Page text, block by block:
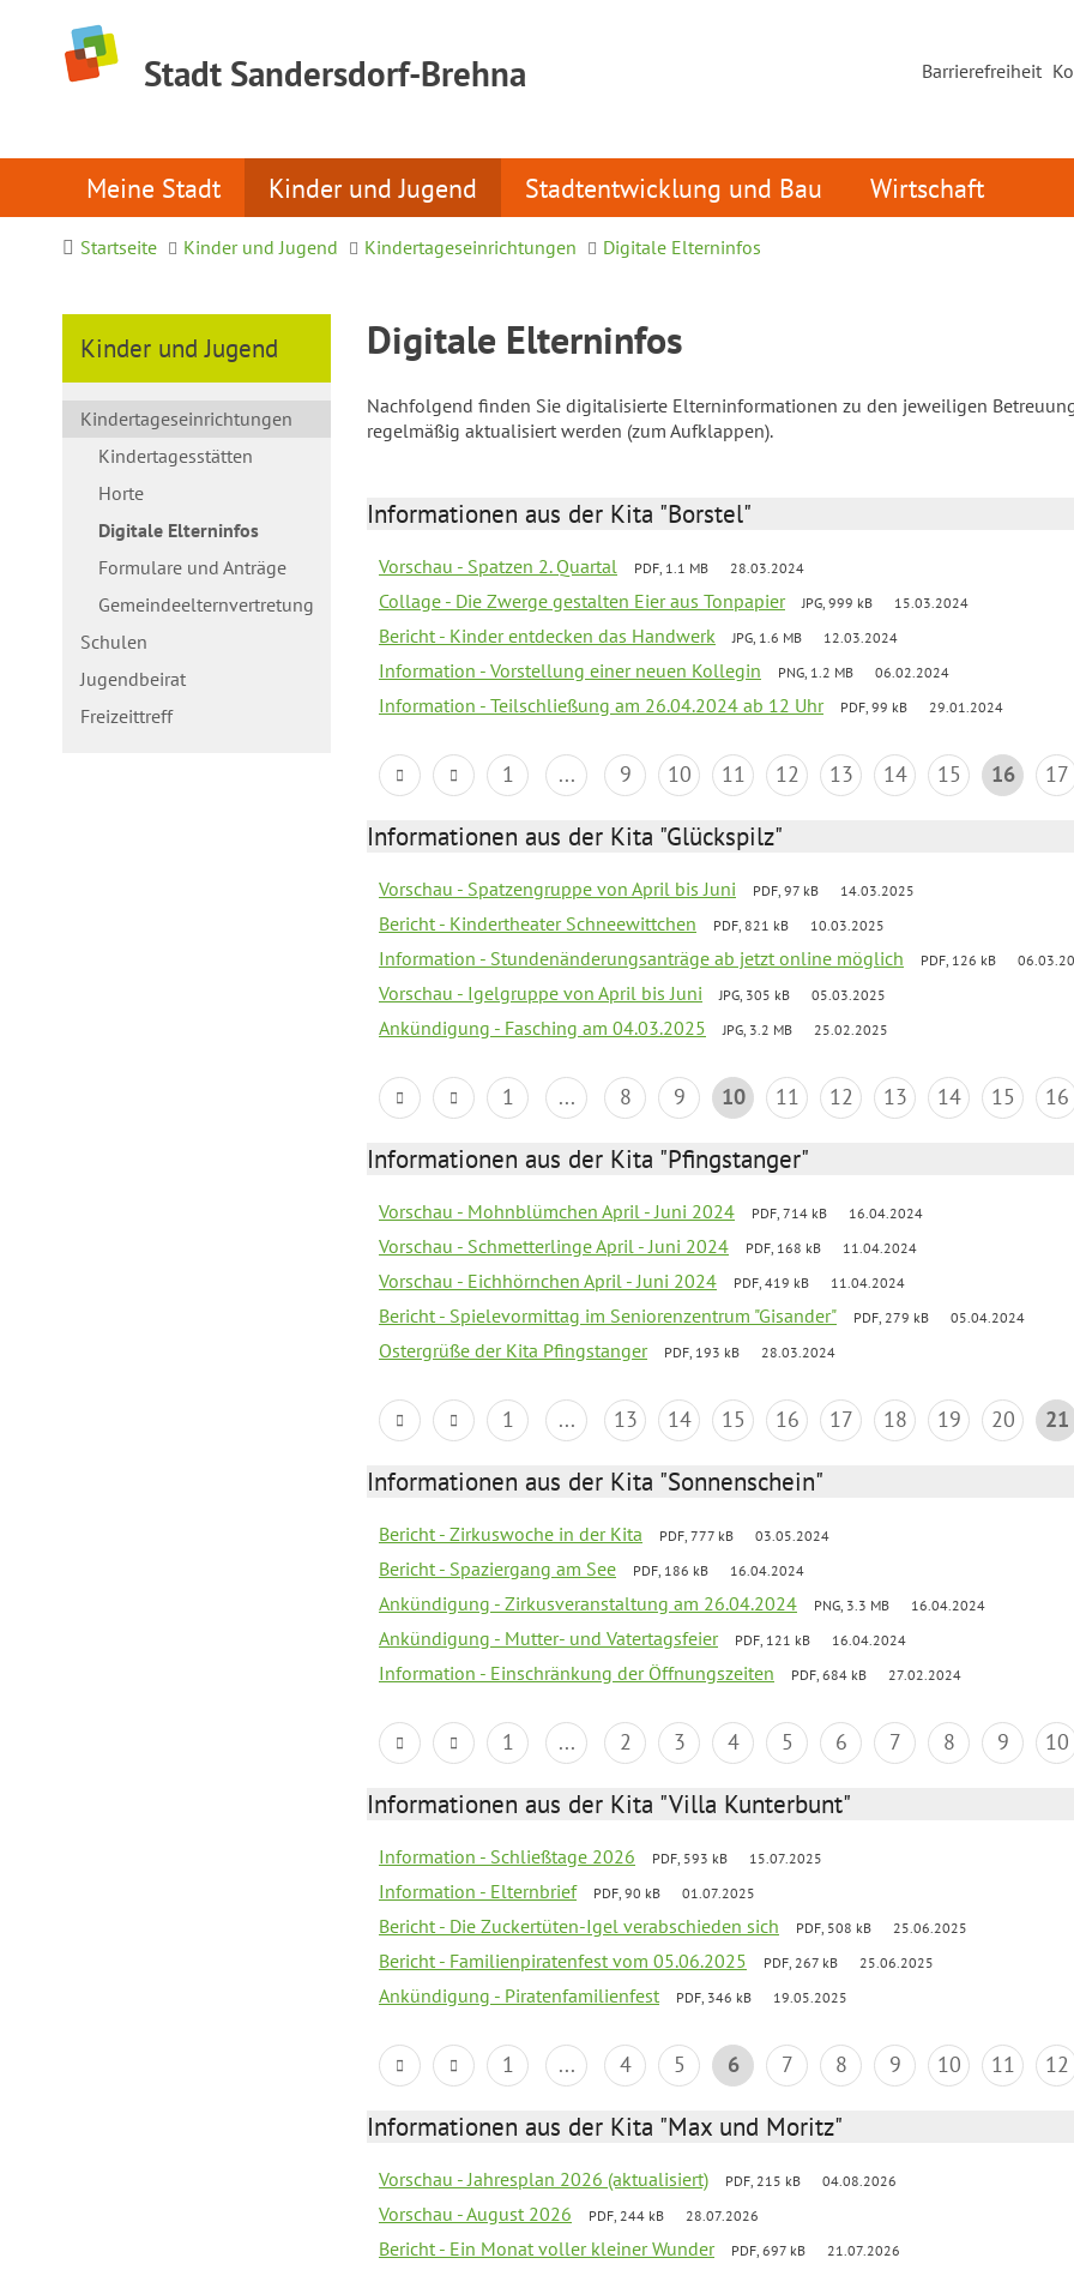
Stadt Sandersdorf-Brehna Barrierefreiheit
Meine Stadt Kinder und Jugend Stadtentwicklung und Bau Wirtschaft
Startseite Kinder und Jugend Kindertageseinrichtungen Digitale Elterninfos
Kinder und Jugend
Kindertageseinrichtungen
Kindertagesstätten
Horte
Digitale Elterninfos
Formulare und Anträge
Gemeindeelternvertretung
Schulen
Jugendbeirat
Freizeittreff
Digitale Elterninfos
Nachfolgend finden Sie digitalisierte Elterninformationen zu den jeweiligen
regelmäßig aktualisiert werden (zum Aufklappen).
Informationen aus der Kita "Borstel"
Vorschau - Spatzen 2. Quartal PDF, 1.1 MB 28.03.2024
Collage - Die Zwerge gestalten Eier aus Tonpapier JPG, 999 kB 15.03.2024
Bericht - Kinder entdecken das Handwerk JPG, 1.6 MB 12.03.2024
Information - Vorstellung einer neuen Kollegin PNG, 1.2 MB 06.02.2024
Information - Teilschließung am 26.04.2024 ab 12 Uhr PDF, 99 kB 29.01.2024
1 ... 9 10 11 12 13 14 15 16 17
Informationen aus der Kita "Glückspilz"
Vorschau - Spatzengruppe von April bis Juni PDF, 97 kB 14.03.2025
Bericht - Kindertheater Schneewittchen PDF, 821 kB 10.03.2025
Information - Stundenänderungsanträge ab jetzt online möglich PDF, 126 kB
Vorschau - Igelgruppe von April bis Juni JPG, 305 kB 05.03.2025
Ankündigung - Fasching am 04.03.2025 JPG, 3.2 MB 25.02.2025
1 ... 8 9 10 11 12 13 14 15 16
Informationen aus der Kita "Pfingstanger"
Vorschau - Mohnblümchen April - Juni 2024 PDF, 714 kB 16.04.2024
Vorschau - Schmetterlinge April - Juni 2024 PDF, 168 kB 11.04.2024
Vorschau - Eichhörnchen April - Juni 2024 PDF, 419 kB 11.04.2024
Bericht - Spielevormittag im Seniorenzentrum "Gisander" PDF, 279 kB 05.04.2024
Ostergrüße der Kita Pfingstanger PDF, 193 kB 28.03.2024
1 ... 13 14 15 16 17 18 19 20 21
Informationen aus der Kita "Sonnenschein"
Bericht - Zirkuswoche in der Kita PDF, 777 kB 03.05.2024
Bericht - Spaziergang am See PDF, 186 kB 16.04.2024
Ankündigung - Zirkusveranstaltung am 26.04.2024 PNG, 3.3 MB 16.04.2024
Ankündigung - Mutter- und Vatertagsfeier PDF, 121 kB 16.04.2024
Information - Einschränkung der Öffnungszeiten PDF, 684 kB 27.02.2024
1 ... 2 3 4 5 6 7 8 9 10
Informationen aus der Kita "Villa Kunterbunt"
Information - Schließtage 2026 PDF, 593 kB 15.07.2025
Information - Elternbrief PDF, 90 kB 01.07.2025
Bericht - Die Zuckertüten-Igel verabschieden sich PDF, 508 kB 25.06.2025
Bericht - Familienpiratenfest vom 05.06.2025 PDF, 267 kB 25.06.2025
Ankündigung - Piratenfamilienfest PDF, 346 kB 19.05.2025
1 ... 4 5 6 7 8 9 10 11 12
Informationen aus der Kita "Max und Moritz"
Vorschau - Jahresplan 2026 (aktualisiert) PDF, 215 kB 04.08.2026
Vorschau - August 2026 PDF, 244 kB 28.07.2026
Bericht - Ein Monat voller kleiner Wunder PDF, 697 kB 21.07.2026